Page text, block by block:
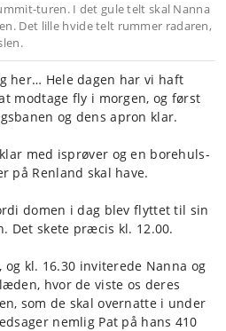
turen. I det gule telt skal Nanna
Det lille hvide telt rummer radaren,
her… Hele dagen har vi haft
modtage fly i morgen, og først
og dens apron klar.
med isprøver og en borehuls-
på Renland skal have.
domen i dag blev flyttet til sin
Det skete præcis kl. 12.00.
kl. 16.30 inviterede Nanna og
hvor de viste os deres
som de skal overnatte i under
nemlig Pat på hans 410